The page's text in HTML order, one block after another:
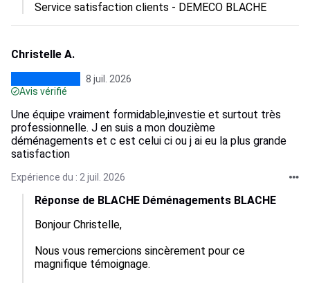
Service satisfaction clients - DEMECO BLACHE
Christelle A.
8 juil. 2026
Avis vérifié
Une équipe vraiment formidable,investie et surtout très
professionnelle. J en suis a mon douzième
déménagements et c est celui ci ou j ai eu la plus grande
satisfaction
Expérience du : 2 juil. 2026
Réponse de BLACHE Déménagements BLACHE
Bonjour Christelle,
Nous vous remercions sincèrement pour ce
magnifique témoignage.